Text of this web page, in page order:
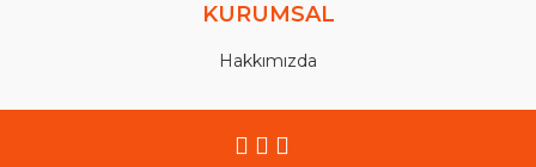
KURUMSAL
Hakkımızda